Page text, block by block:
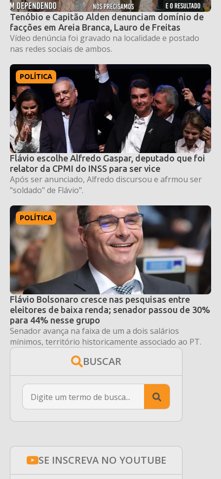
Tenóbio e Capitão Alden denunciam domínio de
facções em Areia Branca, Lauro de Freitas
Vídeo denúncia foi gravado na localidade e postado
nas redes sociais de ambos.
POLÍTICA
Flávio escolhe Alfredo Gaspar, deputado que foi
relator da CPMI do INSS para ser vice
Após ser anunciado, Alfredo discursou e afrmou ser
"soldado" de Flávio".
POLÍTICA
Flávio Bolsonaro cresce nas pesquisas entre
eleitores de baixa renda; senador passou de 30%
para 44% nesse grupo
Senador avança na faixa de um a dois salários
mínimos, território historicamente associado ao PT.
BUSCAR
Search
SE INSCREVA NO YOUTUBE